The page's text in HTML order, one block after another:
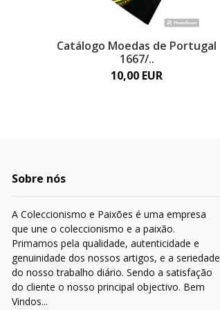
Catálogo Moedas de Portugal
1667/..
10,00 EUR
Sobre nós
A Coleccionismo e Paixões é uma empresa
que une o coleccionismo e a paixão.
Primamos pela qualidade, autenticidade e
genuinidade dos nossos artigos, e a seriedade
do nosso trabalho diário. Sendo a satisfação
do cliente o nosso principal objectivo. Bem
Vindos...